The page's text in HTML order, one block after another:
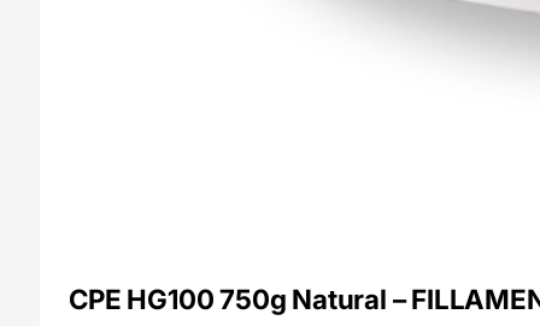
CPE HG100 750g Natural –